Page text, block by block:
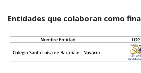
Entidades que colaboran como